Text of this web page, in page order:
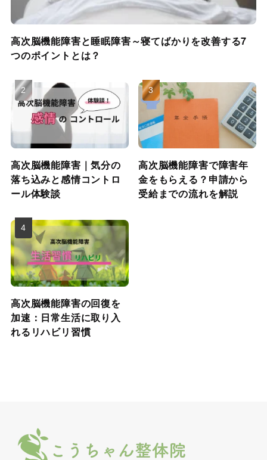
高次脳機能障害と睡眠障害～寝てばかりを改善する7
つのポイントとは？
高次脳機能障害｜気分の
落ち込みと感情コントロ
ール体験談
高次脳機能障害で障害年
金をもらえる？申請から
受給までの流れを解説
高次脳機能障害の回復を
加速：日常生活に取り入
れるリハビリ習慣